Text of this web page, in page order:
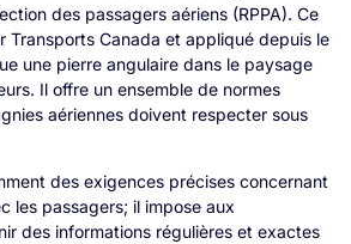
des passagers aériens (RPPA). Ce
Transports Canada et appliqué depuis le
une pierre angulaire dans le paysage
Il offre un ensemble de normes
aériennes doivent respecter sous
des exigences précises concernant
les passagers; il impose aux
des informations régulières et exactes